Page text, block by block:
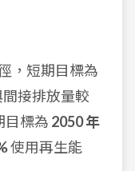
，短期目標為
接排放量較
目標為 2050 年
使用再生能